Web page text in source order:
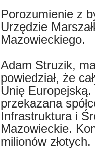
Porozumienie z
Urzędzie
Mazowieckiego.
Adam Struzik,
powiedział, że
Unię
przekazana
Infrastruktura i
Mazowieckie.
milionów złotych.